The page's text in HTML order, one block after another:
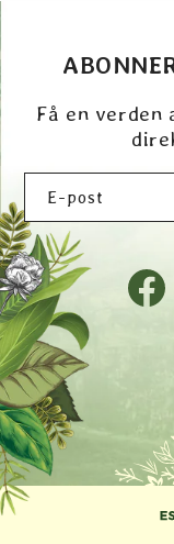
Få en verden
E-post